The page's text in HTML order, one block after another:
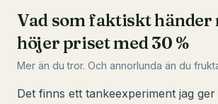
Vad som faktiskt händer
höjer priset med 30 %
Mer än du tror. Och annorlunda än du
Det finns ett tankeexperiment jag